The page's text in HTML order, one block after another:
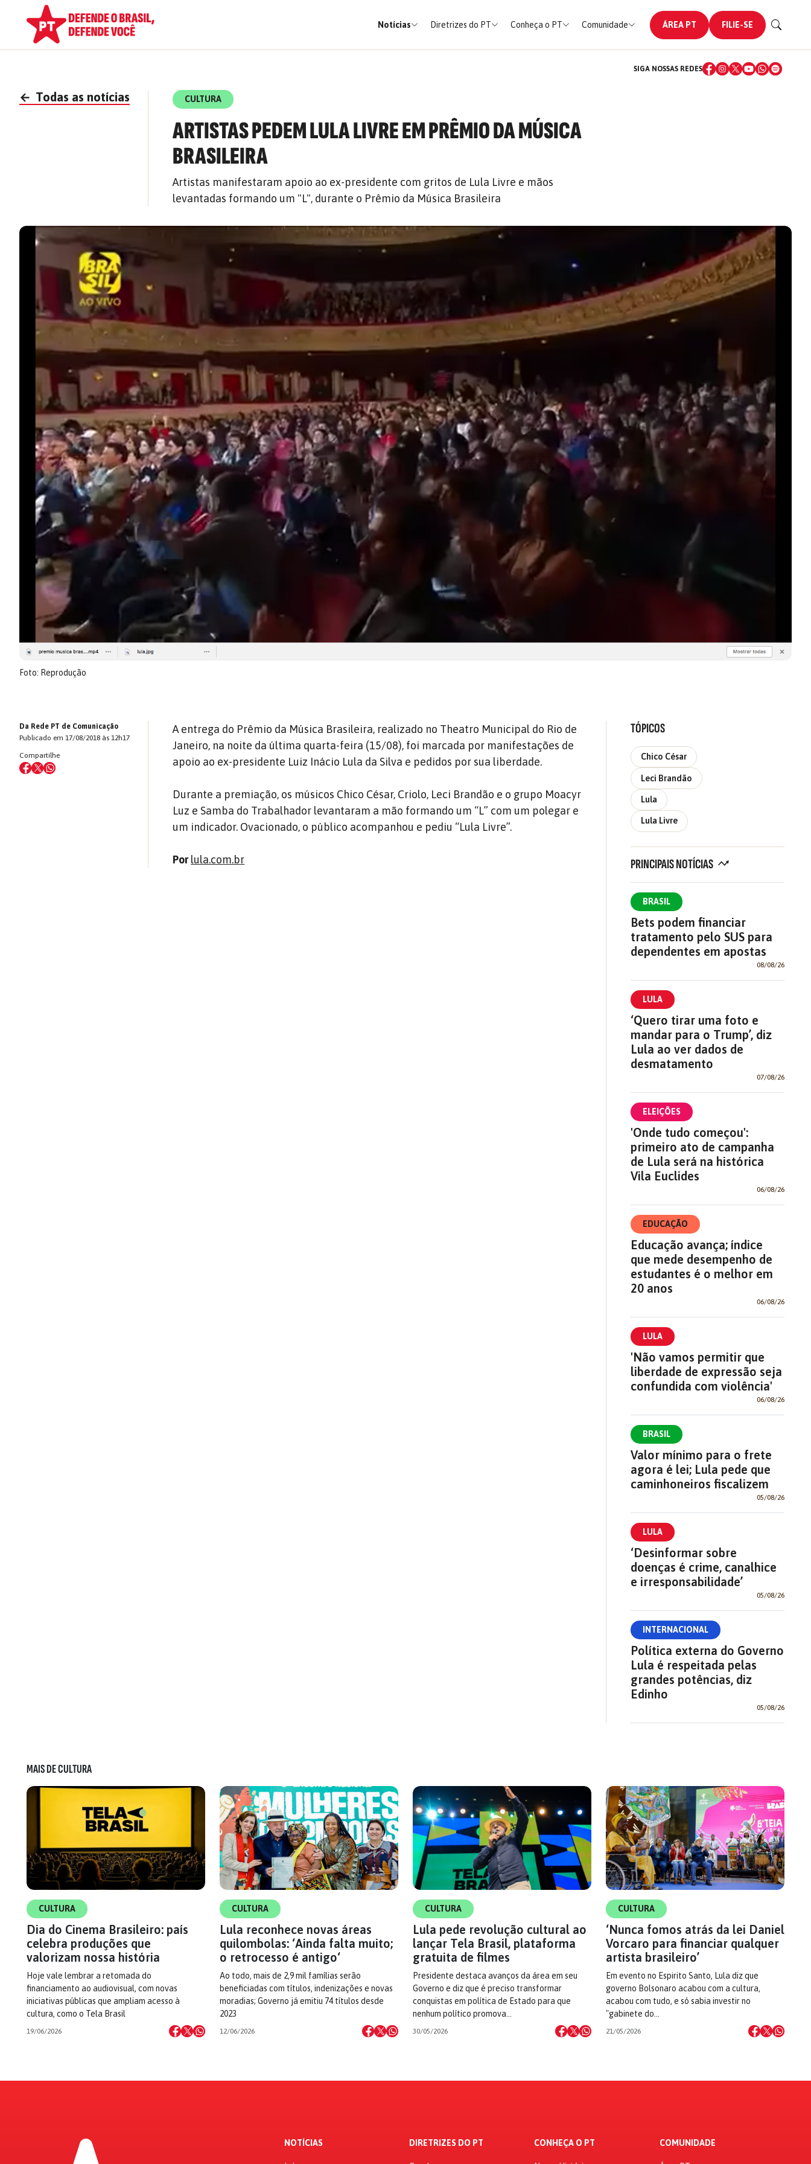
Notícias Diretrizes do PT Conheça o PT Comunidade ÁREA PT FILIE-SE
SIGA NOSSAS REDES
← Todas as notícias CULTURA
ARTISTAS PEDEM LULA LIVRE EM PRÊMIO DA MÚSICA
BRASILEIRA
Artistas manifestaram apoio ao ex-presidente com gritos de Lula Livre e mãos
levantadas formando um "L", durante o Prêmio da Música Brasileira
Foto: Reprodução
Da Rede PT de Comunicação
Publicado em 17/08/2018 às 12h17
Compartilhe
A entrega do Prêmio da Música Brasileira, realizado no Theatro Municipal do Rio de
Janeiro, na noite da última quarta-feira (15/08), foi marcada por manifestações de
apoio ao ex-presidente Luiz Inácio Lula da Silva e pedidos por sua liberdade.
Durante a premiação, os músicos Chico César, Criolo, Leci Brandão e o grupo Moacyr
Luz e Samba do Trabalhador levantaram a mão formando um “L” com um polegar e
um indicador. Ovacionado, o público acompanhou e pediu “Lula Livre”.
Por lula.com.br
TÓPICOS
Chico César
Leci Brandão
Lula
Lula Livre
PRINCIPAIS NOTÍCIAS
BRASIL
Bets podem financiar
tratamento pelo SUS para
dependentes em apostas
08/08/26
LULA
‘Quero tirar uma foto e
mandar para o Trump’, diz
Lula ao ver dados de
desmatamento
07/08/26
ELEIÇÕES
'Onde tudo começou':
primeiro ato de campanha
de Lula será na histórica
Vila Euclides
06/08/26
EDUCAÇÃO
Educação avança; índice
que mede desempenho de
estudantes é o melhor em
20 anos
06/08/26
LULA
'Não vamos permitir que
liberdade de expressão seja
confundida com violência'
06/08/26
BRASIL
Valor mínimo para o frete
agora é lei; Lula pede que
caminhoneiros fiscalizem
05/08/26
LULA
‘Desinformar sobre
doenças é crime, canalhice
e irresponsabilidade’
05/08/26
INTERNACIONAL
Política externa do Governo
Lula é respeitada pelas
grandes potências, diz
Edinho
05/08/26
MAIS DE CULTURA
CULTURA
Dia do Cinema Brasileiro: país
celebra produções que
valorizam nossa história
Hoje vale lembrar a retomada do
financiamento ao audiovisual, com novas
iniciativas públicas que ampliam acesso à
cultura, como o Tela Brasil
19/06/2026
CULTURA
Lula reconhece novas áreas
quilombolas: ‘Ainda falta muito;
o retrocesso é antigo‘
Ao todo, mais de 2,9 mil famílias serão
beneficiadas com títulos, indenizações e novas
moradias; Governo já emitiu 74 títulos desde
2023
12/06/2026
CULTURA
Lula pede revolução cultural ao
lançar Tela Brasil, plataforma
gratuita de filmes
Presidente destaca avanços da área em seu
Governo e diz que é preciso transformar
conquistas em política de Estado para que
nenhum político promova…
30/05/2026
CULTURA
‘Nunca fomos atrás da lei Daniel
Vorcaro para financiar qualquer
artista brasileiro’
Em evento no Espirito Santo, Lula diz que
governo Bolsonaro acabou com a cultura,
acabou com tudo, e só sabia investir no
"gabinete do…
21/05/2026
NOTÍCIAS DIRETRIZES DO PT CONHEÇA O PT COMUNIDADE